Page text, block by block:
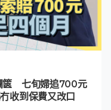
錢裝修，「大廈水管
經地下通過，嗰陣
，即係由客廁駁去
萬改晒喉管，裝返喺
影響樓下。」 至前
，情況更愈來愈嚴
天花板流至門框，更
篋 七旬婦追700元
收到保費又改口